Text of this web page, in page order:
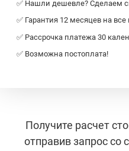
✅ Нашли дешевле? Сделаем
✅ Гарантия 12 месяцев на все
✅ Рассрочка платежа 30
✅ Возможна постоплата!
Получите расчет
отправив запрос со